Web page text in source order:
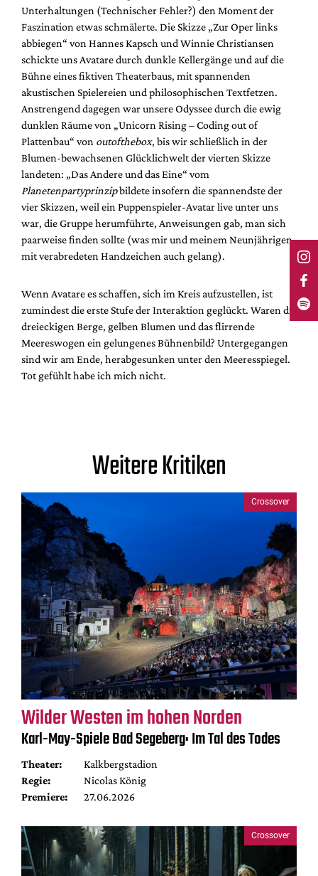
Unterhaltungen (Technischer Fehler?) den Moment der
Faszination etwas schmälerte. Die Skizze „Zur Oper links
abbiegen“ von Hannes Kapsch und Winnie Christiansen
schickte uns Avatare durch dunkle Kellergänge und auf die
Bühne eines fiktiven Theaterbaus, mit spannenden
akustischen Spielereien und philosophischen Textfetzen.
Anstrengend dagegen war unsere Odyssee durch die ewig
dunklen Räume von „Unicorn Rising – Coding out of
Plattenbau“ von outofthebox, bis wir schließlich in der
Blumen-bewachsenen Glücklichwelt der vierten Skizze
landeten: „Das Andere und das Eine“ vom
Planetenpartyprinzipbildete insofern die spannendste der
vier Skizzen, weil ein Puppenspieler-Avatar live unter uns
war, die Gruppe herumführte, Anweisungen gab, man sich
paarweise finden sollte (was mir und meinem Neunjährigen
mit verabredeten Handzeichen auch gelang).
Wenn Avatare es schaffen, sich im Kreis aufzustellen, ist
zumindest die erste Stufe der Interaktion geglückt. Waren die
dreieckigen Berge, gelben Blumen und das flirrende
Meereswogen ein gelungenes Bühnenbild? Untergegangen
sind wir am Ende, herabgesunken unter den Meeresspiegel.
Tot gefühlt habe ich mich nicht.
Weitere Kritiken
Crossover
Wilder Westen im hohen Norden
Karl-May-Spiele Bad Segeberg: Im Tal des Todes
Theater:
Kalkbergstadion
Regie:
Nicolas König
Premiere:
27.06.2026
Crossover